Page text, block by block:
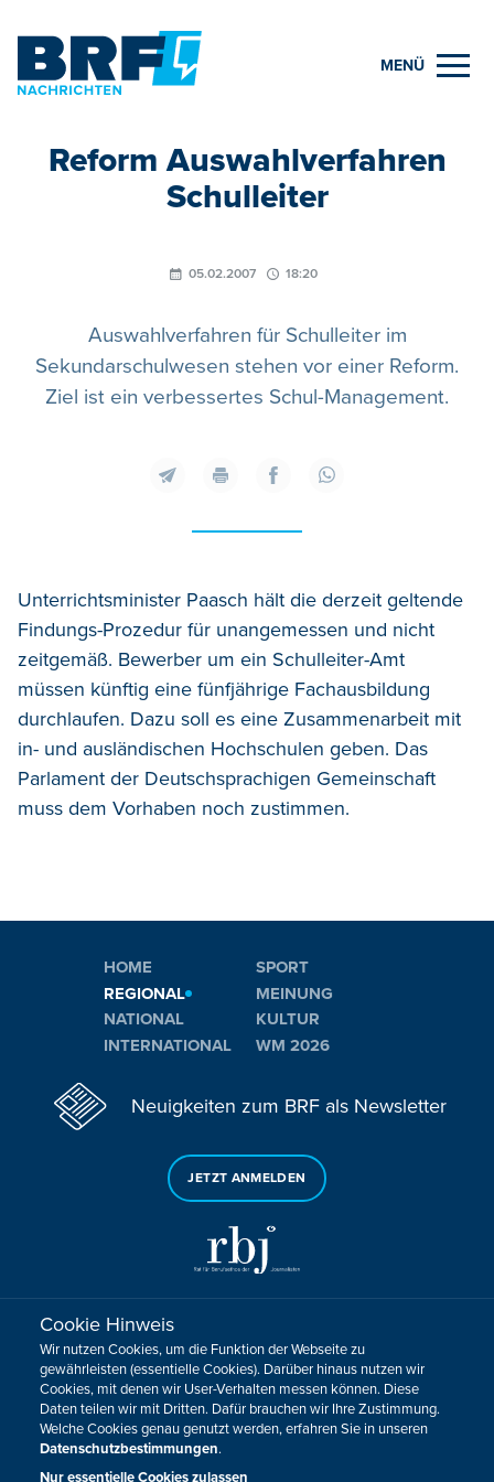
MENÜ
Reform Auswahlverfahren
Schulleiter
05.02.2007 18:20
Auswahlverfahren für Schulleiter im
Sekundarschulwesen stehen vor einer Reform.
Ziel ist ein verbessertes Schul-Management.
Unterrichtsminister Paasch hält die derzeit geltende
Findungs-Prozedur für unangemessen und nicht
zeitgemäß. Bewerber um ein Schulleiter-Amt
müssen künftig eine fünfjährige Fachausbildung
durchlaufen. Dazu soll es eine Zusammenarbeit mit
in- und ausländischen Hochschulen geben. Das
Parlament der Deutschsprachigen Gemeinschaft
muss dem Vorhaben noch zustimmen.
HOME
REGIONAL
NATIONAL
INTERNATIONAL
SPORT
MEINUNG
KULTUR
WM 2026
Neuigkeiten zum BRF als Newsletter
JETZT ANMELDEN
Sie haben noch Fragen oder Anmerkungen?
KONTAKTIEREN SIE UNS!
Impressum Datenschutz Kontakt
Barrierefreiheit
Cookie-Zustimmung anpassen
Design, Konzept & Programmierung:
Cookie Hinweis
Wir nutzen Cookies, um die Funktion der Webseite zu
gewährleisten (essentielle Cookies). Darüber hinaus nutzen wir
Cookies, mit denen wir User-Verhalten messen können. Diese
Daten teilen wir mit Dritten. Dafür brauchen wir Ihre Zustimmung.
Welche Cookies genau genutzt werden, erfahren Sie in unseren
Datenschutzbestimmungen.
Nur essentielle Cookies zulassen